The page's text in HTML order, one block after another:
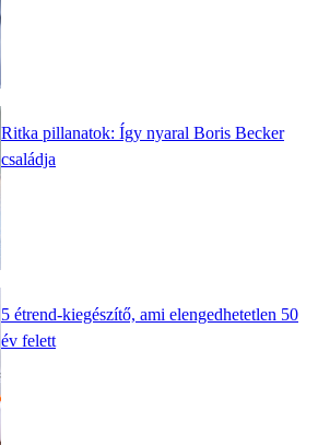
Ritka pillanatok: Így nyaral Boris Becker
családja
5 étrend-kiegészítő, ami elengedhetetlen 50
év felett